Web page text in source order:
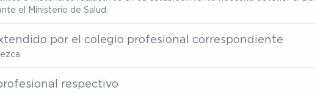
el Ministerio de Salud.
por el colegio profesional correspondiente
respectivo